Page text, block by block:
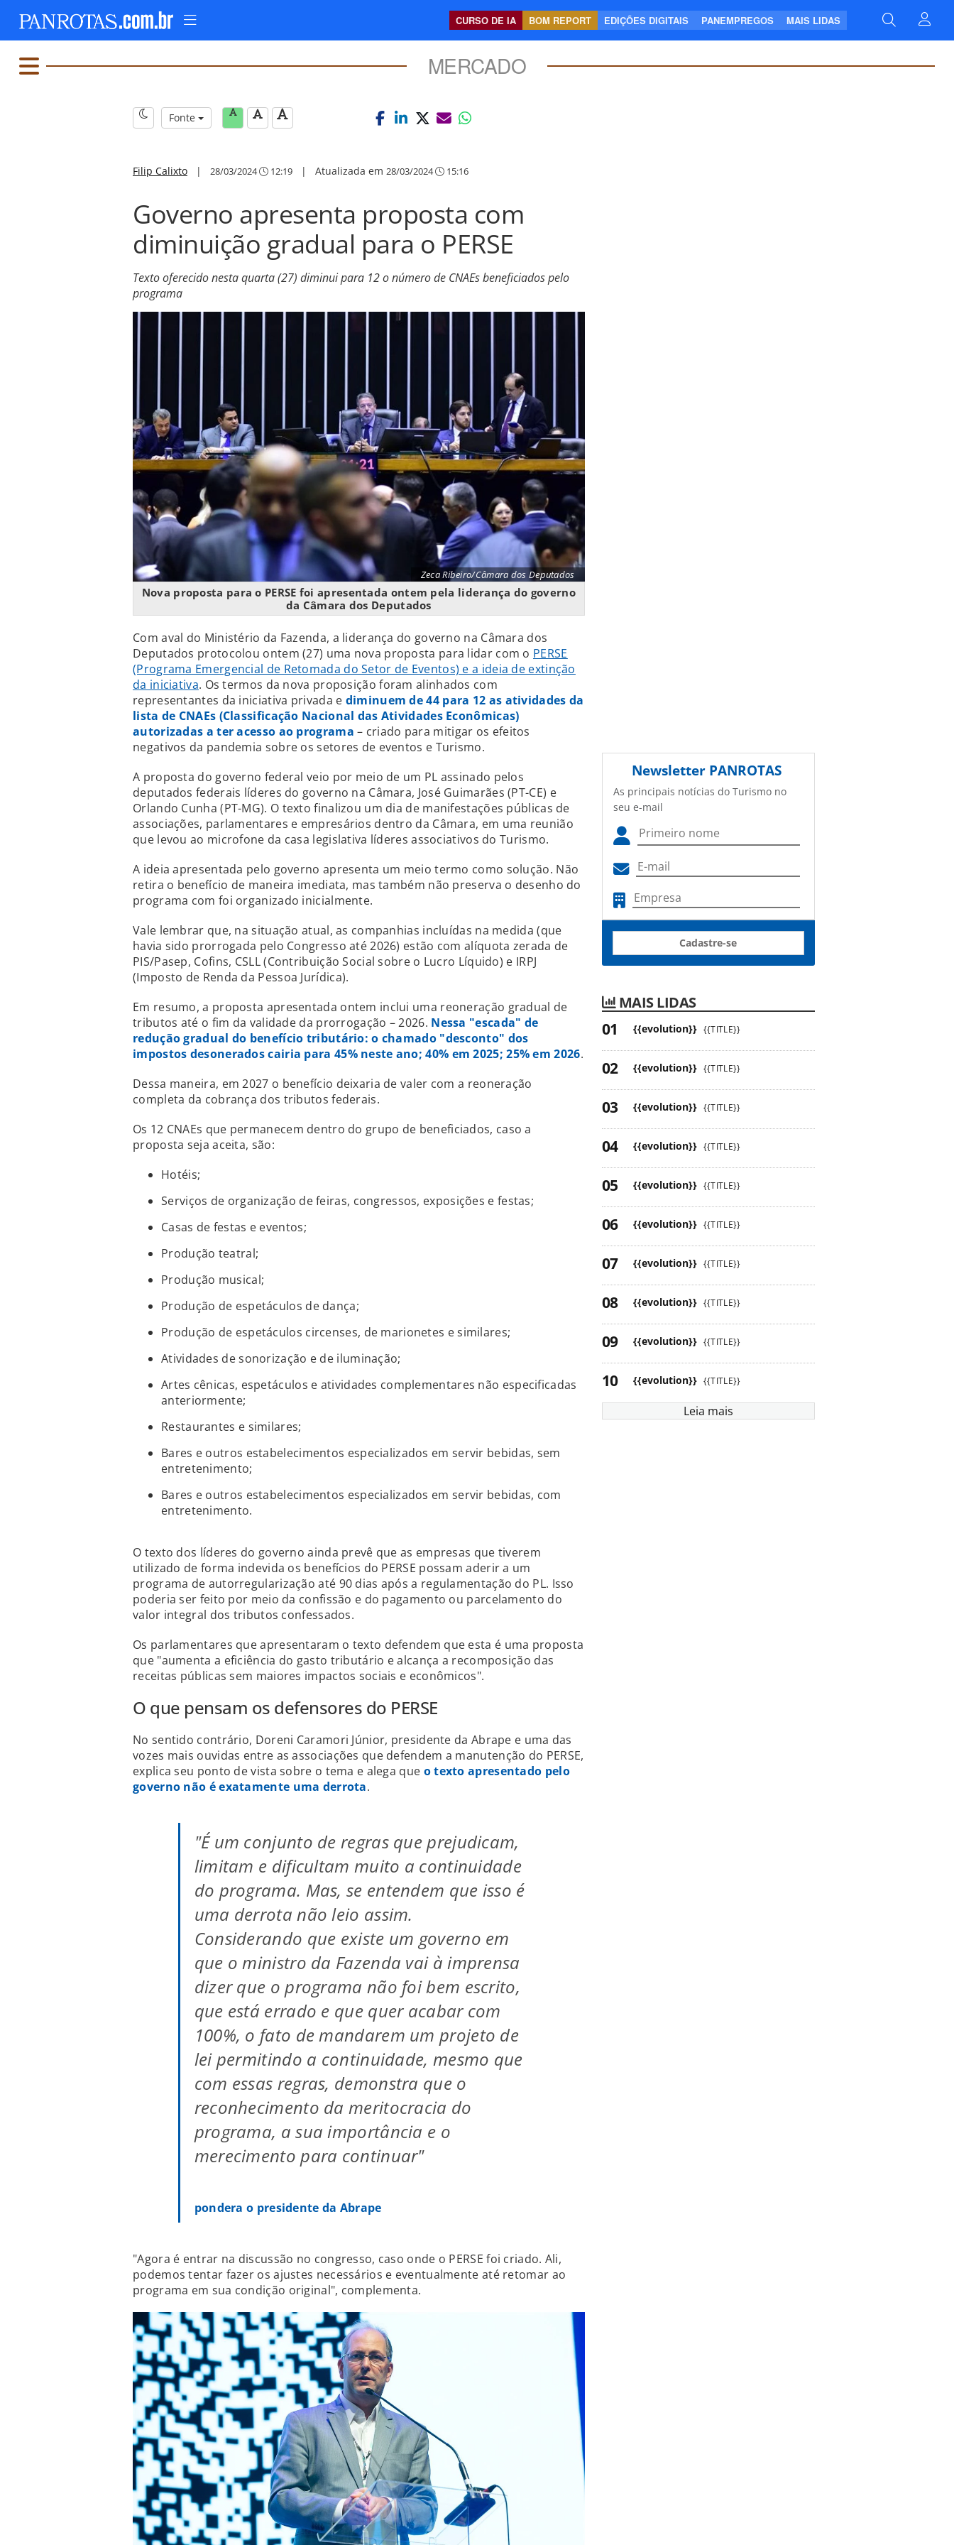
CURSO DE IA BOM REPORT EDIÇÕES DIGITAIS PANEMPREGOS MAIS LIDAS
MERCADO
Fonte
Filip Calixto | 28/03/2024 12:19 | Atualizada em 28/03/2024 15:16
Governo apresenta proposta com
diminuição gradual para o PERSE
Texto oferecido nesta quarta (27) diminui para 12 o número de CNAEs beneficiados pelo
programa
Zeca Ribeiro/Câmara dos Deputados
Nova proposta para o PERSE foi apresentada ontem pela liderança do governo
da Câmara dos Deputados
Com aval do Ministério da Fazenda, a liderança do governo na Câmara dos
Deputados protocolou ontem (27) uma nova proposta para lidar com o PERSE
(Programa Emergencial de Retomada do Setor de Eventos) e a ideia de extinção
da iniciativa. Os termos da nova proposição foram alinhados com
representantes da iniciativa privada e diminuem de 44 para 12 as atividades da
lista de CNAEs (Classificação Nacional das Atividades Econômicas)
autorizadas a ter acesso ao programa – criado para mitigar os efeitos
negativos da pandemia sobre os setores de eventos e Turismo.
A proposta do governo federal veio por meio de um PL assinado pelos
deputados federais líderes do governo na Câmara, José Guimarães (PT-CE) e
Orlando Cunha (PT-MG). O texto finalizou um dia de manifestações públicas de
associações, parlamentares e empresários dentro da Câmara, em uma reunião
que levou ao microfone da casa legislativa líderes associativos do Turismo.
A ideia apresentada pelo governo apresenta um meio termo como solução. Não
retira o benefício de maneira imediata, mas também não preserva o desenho do
programa com foi organizado inicialmente.
Vale lembrar que, na situação atual, as companhias incluídas na medida (que
havia sido prorrogada pelo Congresso até 2026) estão com alíquota zerada de
PIS/Pasep, Cofins, CSLL (Contribuição Social sobre o Lucro Líquido) e IRPJ
(Imposto de Renda da Pessoa Jurídica).
Em resumo, a proposta apresentada ontem inclui uma reoneração gradual de
tributos até o fim da validade da prorrogação – 2026. Nessa "escada" de
redução gradual do benefício tributário: o chamado "desconto" dos
impostos desonerados cairia para 45% neste ano; 40% em 2025; 25% em 2026.
Dessa maneira, em 2027 o benefício deixaria de valer com a reoneração
completa da cobrança dos tributos federais.
Os 12 CNAEs que permanecem dentro do grupo de beneficiados, caso a
proposta seja aceita, são:
Hotéis;
Serviços de organização de feiras, congressos, exposições e festas;
Casas de festas e eventos;
Produção teatral;
Produção musical;
Produção de espetáculos de dança;
Produção de espetáculos circenses, de marionetes e similares;
Atividades de sonorização e de iluminação;
Artes cênicas, espetáculos e atividades complementares não especificadas
anteriormente;
Restaurantes e similares;
Bares e outros estabelecimentos especializados em servir bebidas, sem
entretenimento;
Bares e outros estabelecimentos especializados em servir bebidas, com
entretenimento.
O texto dos líderes do governo ainda prevê que as empresas que tiverem
utilizado de forma indevida os benefícios do PERSE possam aderir a um
programa de autorregularização até 90 dias após a regulamentação do PL. Isso
poderia ser feito por meio da confissão e do pagamento ou parcelamento do
valor integral dos tributos confessados.
Os parlamentares que apresentaram o texto defendem que esta é uma proposta
que "aumenta a eficiência do gasto tributário e alcança a recomposição das
receitas públicas sem maiores impactos sociais e econômicos".
O que pensam os defensores do PERSE
No sentido contrário, Doreni Caramori Júnior, presidente da Abrape e uma das
vozes mais ouvidas entre as associações que defendem a manutenção do PERSE,
explica seu ponto de vista sobre o tema e alega que o texto apresentado pelo
governo não é exatamente uma derrota.
"É um conjunto de regras que prejudicam,
limitam e dificultam muito a continuidade
do programa. Mas, se entendem que isso é
uma derrota não leio assim.
Considerando que existe um governo em
que o ministro da Fazenda vai à imprensa
dizer que o programa não foi bem escrito,
que está errado e que quer acabar com
100%, o fato de mandarem um projeto de
lei permitindo a continuidade, mesmo que
com essas regras, demonstra que o
reconhecimento da meritocracia do
programa, a sua importância e o
merecimento para continuar"
pondera o presidente da Abrape
"Agora é entrar na discussão no congresso, caso onde o PERSE foi criado. Ali,
podemos tentar fazer os ajustes necessários e eventualmente até retomar ao
programa em sua condição original", complementa.
Newsletter PANROTAS
As principais notícias do Turismo no
seu e-mail
Cadastre-se
MAIS LIDAS
{{evolution}} {{TITLE}}
{{evolution}} {{TITLE}}
{{evolution}} {{TITLE}}
{{evolution}} {{TITLE}}
{{evolution}} {{TITLE}}
{{evolution}} {{TITLE}}
{{evolution}} {{TITLE}}
{{evolution}} {{TITLE}}
{{evolution}} {{TITLE}}
{{evolution}} {{TITLE}}
Leia mais